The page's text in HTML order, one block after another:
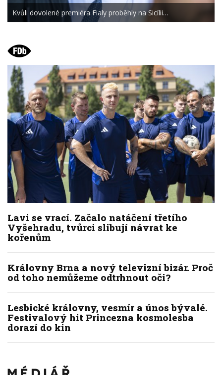
Kvůli dovolené premiéra Fialy proběhly na Sicílii…
Lavi se vrací. Začalo natáčení třetího
Vyšehradu, tvůrci slibují návrat ke
kořenům
Královny Brna a nový televizní bizár. Proč
od toho nemůžeme odtrhnout oči?
Lesbické královny, vesmír a únos bývalé.
Festivalový hit Princezna kosmolesba
dorazí do kin